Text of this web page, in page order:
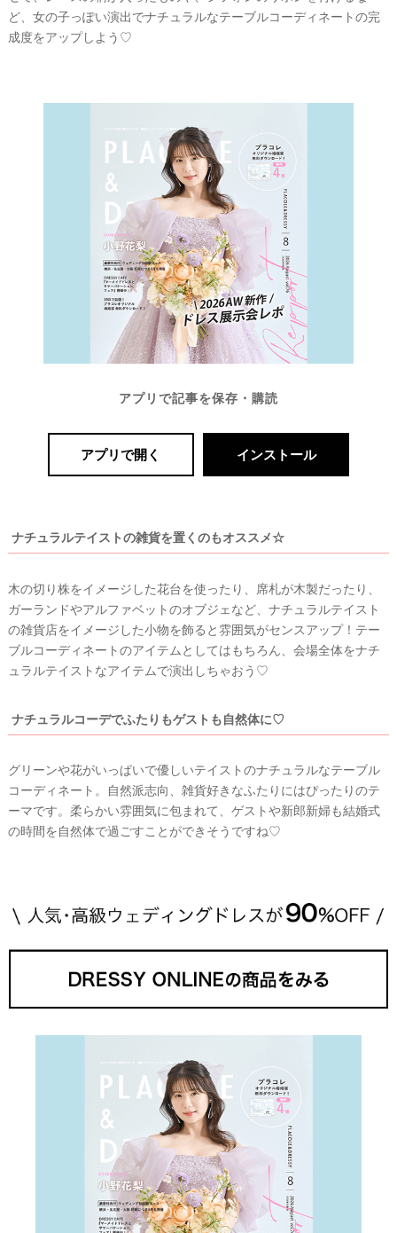
ど、女の子っぽい演出でナチュラルなテーブルコーディネートの完
成度をアップしよう♡
アプリで記事を保存・購読
アプリで開く インストール
ナチュラルテイストの雑貨を置くのもオススメ☆
木の切り株をイメージした花台を使ったり、席札が木製だったり、
ガーランドやアルファベットのオブジェなど、ナチュラルテイスト
の雑貨店をイメージした小物を飾ると雰囲気がセンスアップ！テー
ブルコーディネートのアイテムとしてはもちろん、会場全体をナチ
ュラルテイストなアイテムで演出しちゃおう♡
ナチュラルコーデでふたりもゲストも自然体に♡
グリーンや花がいっぱいで優しいテイストのナチュラルなテーブル
コーディネート。自然派志向、雑貨好きなふたりにはぴったりのテ
ーマです。柔らかい雰囲気に包まれて、ゲストや新郎新婦も結婚式
の時間を自然体で過ごすことができそうですね♡